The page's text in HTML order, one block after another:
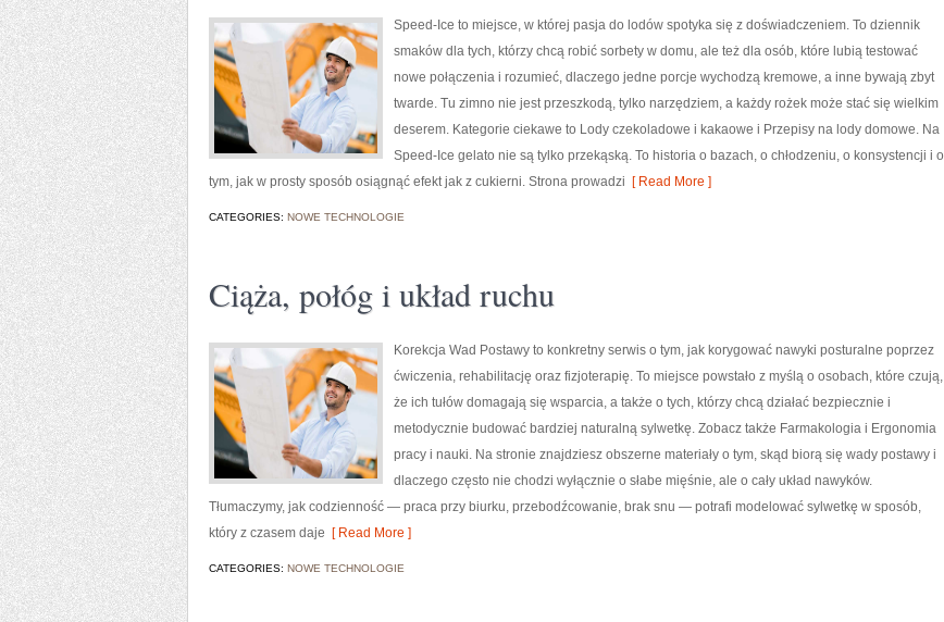
Speed-Ice to miejsce, w której pasja do lodów spotyka się z doświadczeniem. To dziennik
smaków dla tych, którzy chcą robić sorbety w domu, ale też dla osób, które lubią testować
nowe połączenia i rozumieć, dlaczego jedne porcje wychodzą kremowe, a inne bywają zbyt
twarde. Tu zimno nie jest przeszkodą, tylko narzędziem, a każdy rożek może stać się wielkim
deserem. Kategorie ciekawe to Lody czekoladowe i kakaowe i Przepisy na lody domowe. Na
Speed-Ice gelato nie są tylko przekąską. To historia o bazach, o chłodzeniu, o konsystencji i o
tym, jak w prosty sposób osiągnąć efekt jak z cukierni. Strona prowadzi [ Read More ]
CATEGORIES: NOWE TECHNOLOGIE
Ciąża, połóg i układ ruchu
Korekcja Wad Postawy to konkretny serwis o tym, jak korygować nawyki posturalne poprzez
ćwiczenia, rehabilitację oraz fizjoterapię. To miejsce powstało z myślą o osobach, które czują,
że ich tułów domagają się wsparcia, a także o tych, którzy chcą działać bezpiecznie i
metodycznie budować bardziej naturalną sylwetkę. Zobacz także Farmakologia i Ergonomia
pracy i nauki. Na stronie znajdziesz obszerne materiały o tym, skąd biorą się wady postawy i
dlaczego często nie chodzi wyłącznie o słabe mięśnie, ale o cały układ nawyków.
Tłumaczymy, jak codzienność — praca przy biurku, przebodźcowanie, brak snu — potrafi modelować sylwetkę w sposób,
który z czasem daje [ Read More ]
CATEGORIES: NOWE TECHNOLOGIE